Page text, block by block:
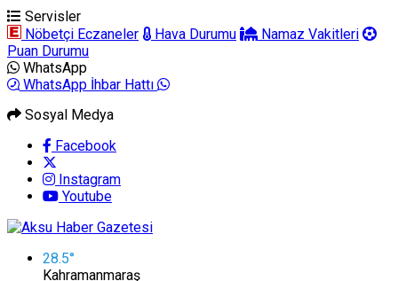
Servisler
Nöbetçi Eczaneler
Hava Durumu
Namaz Vakitleri
Puan Durumu
WhatsApp
WhatsApp İhbar Hattı
Sosyal Medya
Facebook
Instagram
Youtube
28.5°
Kahramanmaraş